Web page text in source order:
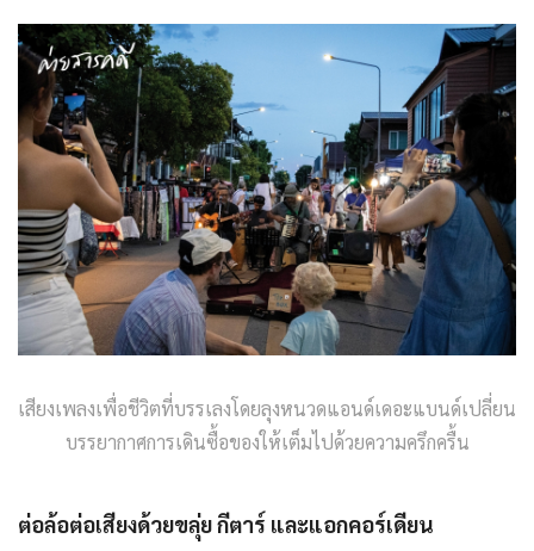
เสียงเพลงเพื่อชีวิตที่บรรเลงโดยลุงหนวดแอนด์เดอะแบนด์เปลี่ยน
บรรยากาศการเดินซื้อของให้เต็มไปด้วยความครึกครื้น
ต่อล้อต่อเสียงด้วยขลุ่ย กีตาร์ และแอกคอร์เดียน